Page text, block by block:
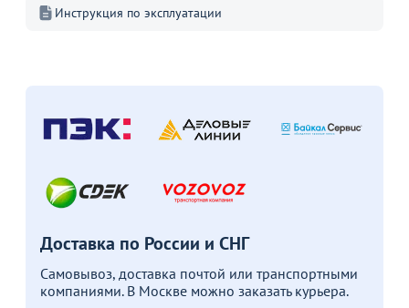
Инструкция по эксплуатации
Доставка по России и СНГ
Самовывоз, доставка почтой или транспортными
компаниями. В Москве можно заказать курьера.
105 99
Акции для вас